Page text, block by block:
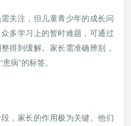
关注，但儿童青少年的成长问
多学习上的暂时难题，可通过
得到缓解。家长需准确辨别，
病”的标签。
，家长的作用极为关键。他们